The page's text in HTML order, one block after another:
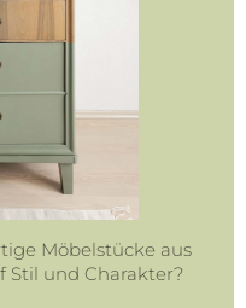
Möbelstücke aus
Stil und Charakter?